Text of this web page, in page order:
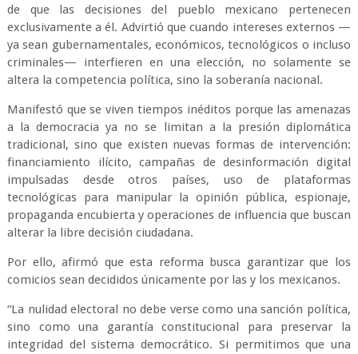
de que las decisiones del pueblo mexicano pertenecen
exclusivamente a él. Advirtió que cuando intereses externos —
ya sean gubernamentales, económicos, tecnológicos o incluso
criminales— interfieren en una elección, no solamente se
altera la competencia política, sino la soberanía nacional.
Manifestó que se viven tiempos inéditos porque las amenazas
a la democracia ya no se limitan a la presión diplomática
tradicional, sino que existen nuevas formas de intervención:
financiamiento ilícito, campañas de desinformación digital
impulsadas desde otros países, uso de plataformas
tecnológicas para manipular la opinión pública, espionaje,
propaganda encubierta y operaciones de influencia que buscan
alterar la libre decisión ciudadana.
Por ello, afirmó que esta reforma busca garantizar que los
comicios sean decididos únicamente por las y los mexicanos.
“La nulidad electoral no debe verse como una sanción política,
sino como una garantía constitucional para preservar la
integridad del sistema democrático. Si permitimos que una